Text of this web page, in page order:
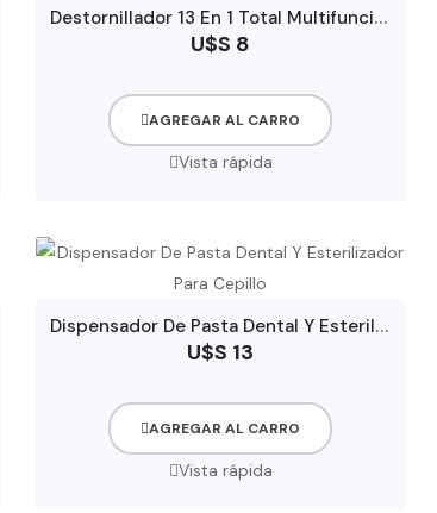
D
estornillador 13 En 1 Total Multifuncional
U$S 8
AGREGAR AL CARRO
Vista rápida
D
ispensador De Pasta Dental Y Esterilizador Para Cepillo
U$S 13
AGREGAR AL CARRO
Vista rápida